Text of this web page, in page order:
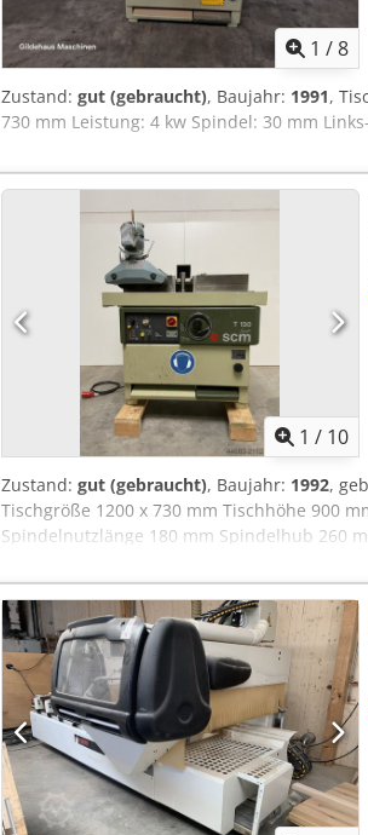
1 /8
Zustand: gut (gebraucht), Baujahr: 1991,
730 mm Leistung: 4 kw Spindel: 30 mm
1 / 10
Zustand: gut (gebraucht), Baujahr: 1992,
Tischgröße 1200 x 730 mm Tischhöhe 900
Spindelnutzlänge 180 mm Spindelhub 260
320x90 mm Feineinstellbarer Fräsanschlag
Apyef Drehzahl 3-4,5-6-8-10.000 U/min
1200x810x900 mm Gewicht ca. 580 kg